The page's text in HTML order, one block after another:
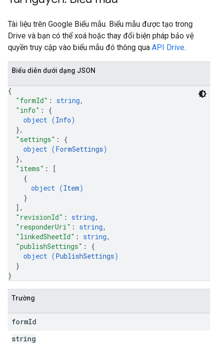
Tài liệu trên Google Biểu mẫu. Biểu mẫu được tạo trong
Drive và bạn có thể xoá hoặc thay đổi biện pháp bảo vệ
quyền truy cập vào biểu mẫu đó thông qua API Drive.
Biểu diễn dưới dạng JSON
{
"formId" : string,
"info" : {
object (Info)
},
"settings" : {
object (FormSettings)
},
"items" :
[
{
object (Item)
}
] ,
"revisionId" : string,
"responderUri" : string,
"linkedSheetId" : string,
"publishSettings" : {
object (PublishSettings)
}
}
Trường
formId
string